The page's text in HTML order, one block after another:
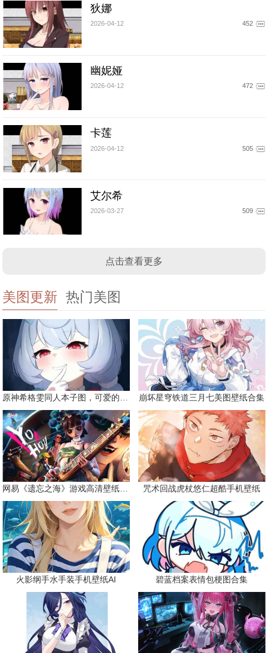
狄娜
2026-04-12 452
幽妮娅
2026-04-12 472
卡莲
2026-04-12 505
艾尔希
2026-03-27 509
点击查看更多
美图更新 热门美图
原神希格雯同人本子图，可爱的双马尾 崩坏星穹铁道三月七美图壁纸合集
网易《遗忘之海》游戏高清壁纸精选 咒术回战虎杖悠仁超酷手机壁纸
火影纲手水手装手机壁纸AI 碧蓝档案表情包梗图合集